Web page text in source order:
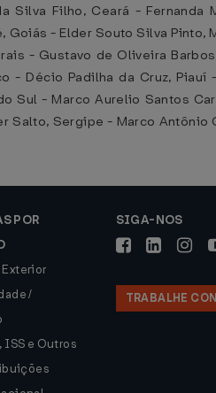
Filho, Ceará - Fernanda
- Elder Souto Silva Pinto,
- Gustavo de Oliveira
- Décio Padilha da Cruz,
Sul - Marco Aurelio Santos
Salto, Sergipe - Marco
POR
/
ISS e Outros
SIGA-NOS
TRABALHE